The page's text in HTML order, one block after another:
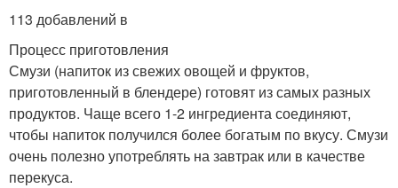
113 добавлений в
Процесс приготовления
Смузи (напиток из свежих овощей и фруктов,
приготовленный в блендере) готовят из самых разных
продуктов. Чаще всего 1-2 ингредиента соединяют,
чтобы напиток получился более богатым по вкусу. Смузи
очень полезно употреблять на завтрак или в качестве
перекуса.